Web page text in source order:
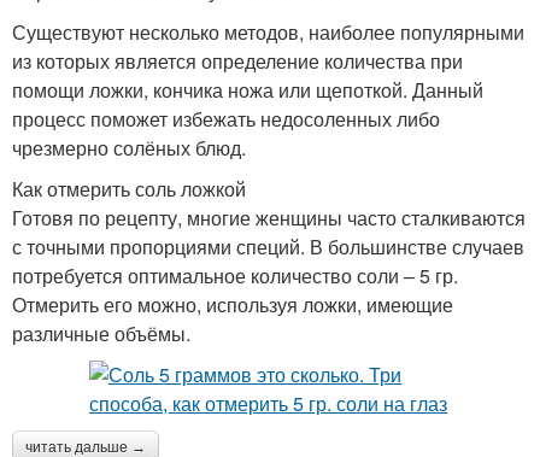
Существуют несколько методов, наиболее популярными
из которых является определение количества при
помощи ложки, кончика ножа или щепоткой. Данный
процесс поможет избежать недосоленных либо
чрезмерно солёных блюд.
Как отмерить соль ложкой
Готовя по рецепту, многие женщины часто сталкиваются
с точными пропорциями специй. В большинстве случаев
потребуется оптимальное количество соли – 5 гр.
Отмерить его можно, используя ложки, имеющие
различные объёмы.
читать дальше →